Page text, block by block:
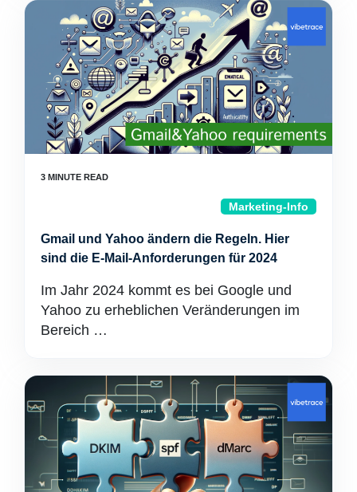
Marketing-Info
Gmail und Yahoo ändern die Regeln. Hier
sind die E-Mail-Anforderungen für 2024
Im Jahr 2024 kommt es bei Google und
Yahoo zu erheblichen Veränderungen im
Bereich …